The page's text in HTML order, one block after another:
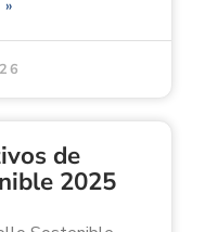
de
2025